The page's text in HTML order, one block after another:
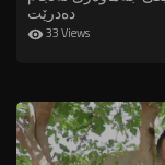
دەدرێت
33 Views